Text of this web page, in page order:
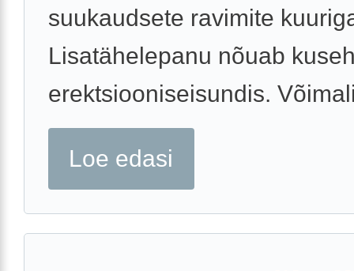
suukaudsete ravimite
Lisatähelepanu nõuab
erektsiooniseisundis.
Loe edasi